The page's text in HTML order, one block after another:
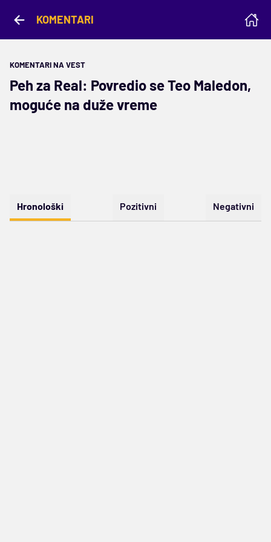
KOMENTARI
KOMENTARI NA VEST
Peh za Real: Povredio se Teo Maledon,
moguće na duže vreme
Hronološki Pozitivni Negativni